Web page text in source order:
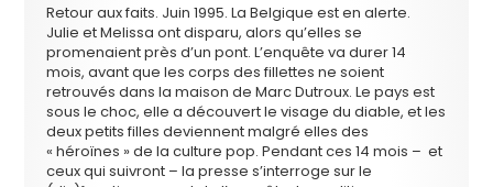
Retour aux faits. Juin 1995. La Belgique est en alerte.
Julie et Melissa ont disparu, alors qu’elles se
promenaient près d’un pont. L’enquête va durer 14
mois, avant que les corps des fillettes ne soient
retrouvés dans la maison de Marc Dutroux. Le pays est
sous le choc, elle a découvert le visage du diable, et les
deux petits filles deviennent malgré elles des
« héroïnes » de la culture pop. Pendant ces 14 mois – et
ceux qui suivront – la presse s’interroge sur le